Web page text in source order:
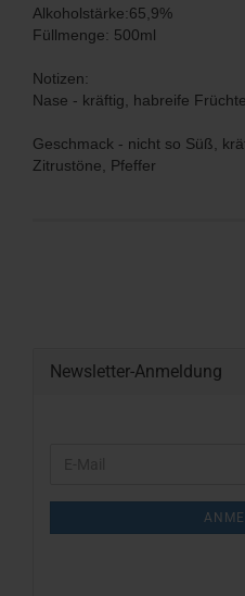
Alkoholstärke:65,9%
Füllmenge: 500ml
Notizen:
Nase - kräftig, habreife Früchte
Geschmack - nicht so Süß,
Zitrustöne, Pfeffer
Newsletter-Anmeldung